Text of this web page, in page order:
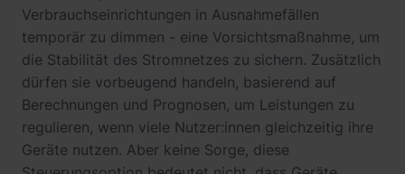
Verbrauchseinrichtungen in Ausnahmefällen
temporär zu dimmen - eine Vorsichtsmaßnahme, um
die Stabilität des Stromnetzes zu sichern. Zusätzlich
dürfen sie vorbeugend handeln, basierend auf
Berechnungen und Prognosen, um Leistungen zu
regulieren, wenn viele Nutzer:innen gleichzeitig ihre
Geräte nutzen. Aber keine Sorge, diese